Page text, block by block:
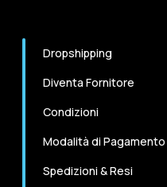
Dropshipping
Diventa Fornitore
Condizioni
Modalità di Pagamento
Spedizioni & Resi